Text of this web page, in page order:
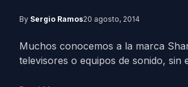
By Sergio Ramos20 agosto, 2014
Muchos conocemos a la marca
televisores o equipos de sonido, sin